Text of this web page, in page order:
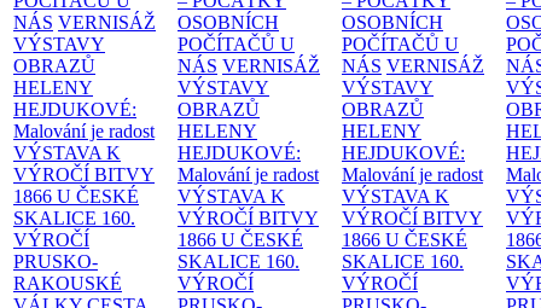
NÁS VERNISÁŽ
VÝSTAVY
OBRAZŮ
HELENY
HEJDUKOVÉ:
Malování je radost
VÝSTAVA K
VÝROČÍ BITVY
1866 U ČESKÉ
SKALICE 160.
VÝROČÍ
PRUSKO-
RAKOUSKÉ
OSOBNÍCH
POČÍTAČŮ U
NÁS VERNISÁŽ
VÝSTAVY
OBRAZŮ
HELENY
HEJDUKOVÉ:
Malování je radost
VÝSTAVA K
VÝROČÍ BITVY
1866 U ČESKÉ
SKALICE 160.
VÝROČÍ
OSOBNÍCH
POČÍTAČŮ U
NÁS VERNISÁŽ
VÝSTAVY
OBRAZŮ
HELENY
HEJDUKOVÉ:
Malování je radost
VÝSTAVA K
VÝROČÍ BITVY
1866 U ČESKÉ
SKALICE 160.
VÝROČÍ